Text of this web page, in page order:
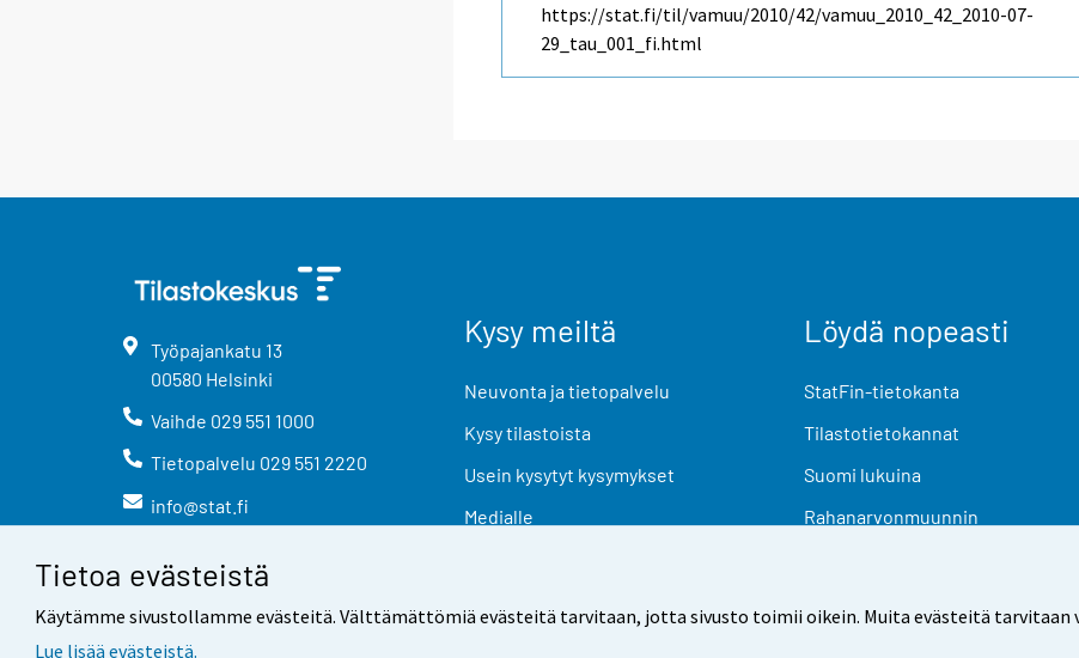
Tietoa evästeistä
Käytämme sivustollamme evästeitä. Välttämättömiä evästeitä tarvitaan, jotta sivusto toimii oikein. Muita evästeitä tarvitaan
Lue lisää evästeistä.
https://stat.fi/til/vamuu/2010/42/vamuu_2010_42_2010-07-
29_tau_001_fi.html
Työpajankatu 13
00580 Helsinki
Vaihde 029 551 1000
Tietopalvelu 029 551 2220
info@stat.fi
Kysy meiltä
Neuvonta ja tietopalvelu
Kysy tilastoista
Usein kysytyt kysymykset
Medialle
Löydä nopeasti
StatFin-tietokanta
Tilastotietokannat
Suomi lukuina
Rahanarvonmuunnin